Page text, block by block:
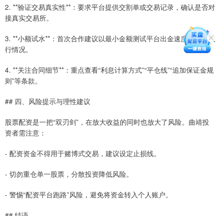
2. **验证交易真实性**：要求平台提供交割单或交易记录，确认是否对
接真实交易所。
3. **小额试水**：首次合作建议以最小金额测试平台出金速度与风控执
行情况。
4. **关注合同细节**：重点查看“利息计算方式”“平仓线”“追加保证金规
则”等条款。
## 四、风险提示与理性建议
股票配资是一把“双刃剑”，在放大收益的同时也放大了风险。曲靖投
资者需注意：
- 配资资金不得用于赌博式交易，建议设定止损线。
- 切勿重仓单一股票，分散投资降低风险。
- 警惕“配资平台跑路”风险，避免将资金转入个人账户。